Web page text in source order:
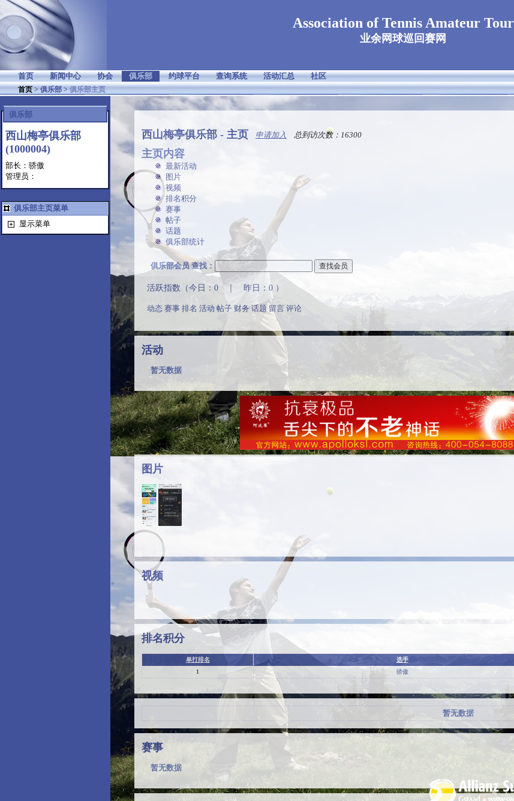
Association of Tennis Amateur Tour
业余网球巡回赛网
首页 新闻中心 协会 俱乐部 约球平台 查询系统 活动汇总 社区
首页 > 俱乐部 > 俱乐部主页
俱乐部
西山梅亭俱乐部
(1000004)
部长：骄傲
管理员：
俱乐部主页菜单
显示菜单
西山梅亭俱乐部 - 主页 申请加入 总到访次数：16300
主页内容
最新活动
图片
视频
排名积分
赛事
帖子
话题
俱乐部统计
俱乐部会员 查找：
活跃指数（今日：0 ｜ 昨日：0 ）
动态 赛事 排名 活动 帖子 财务 话题 留言 评论
活动
暂无数据
图片
视频
排名积分
单打排名 选手
1
骄傲
暂无数据
赛事
暂无数据